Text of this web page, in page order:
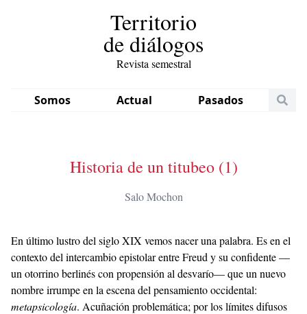
Territorio
de diálogos
Revista semestral
Somos Actual Pasados
Historia de un titubeo (1)
Salo Mochon
En último lustro del siglo XIX vemos nacer una palabra. Es en el
contexto del intercambio epistolar entre Freud y su confidente —
un otorrino berlinés con propensión al desvarío— que un nuevo
nombre irrumpe en la escena del pensamiento occidental:
metapsicología. Acuñación problemática; por los límites difusos